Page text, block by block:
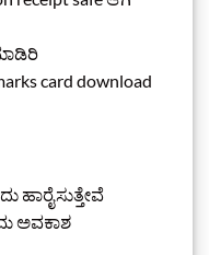
card download
ಹಾರೈಸುತ್ತೇವೆ
ಅವಕಾಶ